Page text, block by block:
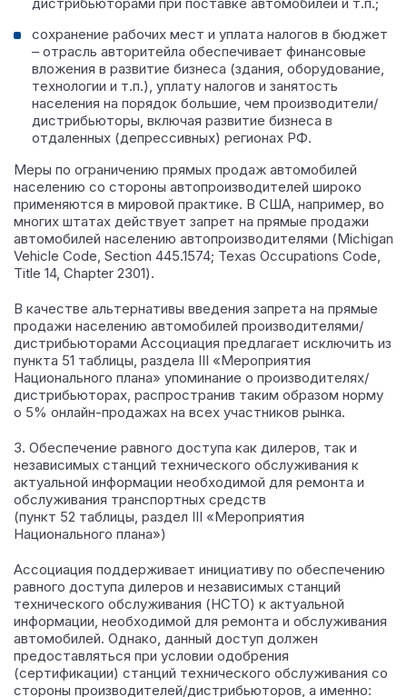
сохранение рабочих мест и уплата налогов в бюджет
– отрасль авторитейла обеспечивает финансовые
вложения в развитие бизнеса (здания, оборудование,
технологии и т.п.), уплату налогов и занятость
населения на порядок большие, чем производители/
дистрибьюторы, включая развитие бизнеса в
отдаленных (депрессивных) регионах РФ.
Меры по ограничению прямых продаж автомобилей
населению со стороны автопроизводителей широко
применяются в мировой практике. В США, например, во
многих штатах действует запрет на прямые продажи
автомобилей населению автопроизводителями (Michigan
Vehicle Code, Section 445.1574; Texas Occupations Code,
Title 14, Chapter 2301).
В качестве альтернативы введения запрета на прямые
продажи населению автомобилей производителями/
дистрибьюторами Ассоциация предлагает исключить из
пункта 51 таблицы, раздела III «Мероприятия
Национального плана» упоминание о производителях/
дистрибьюторах, распространив таким образом норму
о 5% онлайн-продажах на всех участников рынка.
3. Обеспечение равного доступа как дилеров, так и
независимых станций технического обслуживания к
актуальной информации необходимой для ремонта и
обслуживания транспортных средств
(пункт 52 таблицы, раздел III «Мероприятия
Национального плана»)
Ассоциация поддерживает инициативу по обеспечению
равного доступа дилеров и независимых станций
технического обслуживания (НСТО) к актуальной
информации, необходимой для ремонта и обслуживания
автомобилей. Однако, данный доступ должен
предоставляться при условии одобрения
(сертификации) станций технического обслуживания со
стороны производителей/дистрибьюторов, а именно: